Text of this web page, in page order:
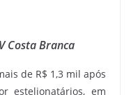
Costa Branca
de R$ 1,3 mil após
estelionatários, em